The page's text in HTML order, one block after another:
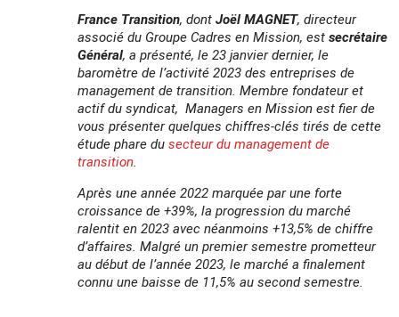
France Transition, dontJoël MAGNET, directeur
associé du Groupe Cadres en Mission, estsecrétaire
Général, a présenté, le 23 janvier dernier, le
baromètre de l’activité 2023 des entreprises de
management de transition.Membre fondateur et
actif du syndicat, Managers en Mission est fier de
vous présenter quelques chiffres-clés tirés de cette
étude phare dusecteur du management de
transition.
Après une année 2022 marquée par une forte
croissance de +39%, la progression du marché
ralentit en 2023 avec néanmoins +13,5% de chiffre
d’affaires. Malgré un premier semestre prometteur
au début de l’année 2023, le marché a finalement
connu une baisse de 11,5% au second semestre.